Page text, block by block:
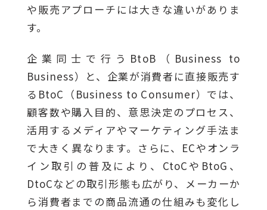
や販売アプローチには大きな違いがありま
す。
企業同士で行うBtoB（Business to
Business）と、企業が消費者に直接販売す
るBtoC（Business to Consumer）では、
顧客数や購入目的、意思決定のプロセス、
活用するメディアやマーケティング手法ま
で大きく異なります。さらに、ECやオンラ
イン取引の普及により、CtoCやBtoG、
DtoCなどの取引形態も広がり、メーカーか
ら消費者までの商品流通の仕組みも変化し